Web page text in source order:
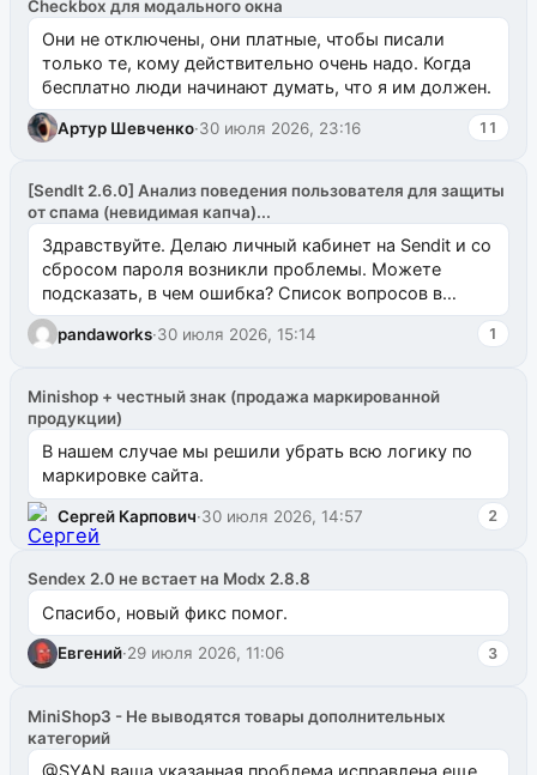
Checkbox для модального окна
Они не отключены, они платные, чтобы писали
только те, кому действительно очень надо. Когда
бесплатно люди начинают думать, что я им должен.
Артур Шевченко·30 июля 2026, 23:16 11
[SendIt 2.6.0] Анализ поведения пользователя для защиты
от спама (невидимая капча)...
Здравствуйте. Делаю личный кабинет на Sendit и со
сбросом пароля возникли проблемы. Можете
подсказать, в чем ошибка? Список вопросов в
одноименном разделе на modx.pro пока пуст, и,...
pandaworks·30 июля 2026, 15:14 1
Minishop + честный знак (продажа маркированной
продукции)
В нашем случае мы решили убрать всю логику по
маркировке сайта.
Сергей Карпович·30 июля 2026, 14:57 2
Sendex 2.0 не встает на Modx 2.8.8
Спасибо, новый фикс помог.
Евгений·29 июля 2026, 11:06 3
MiniShop3 - Не выводятся товары дополнительных
категорий
@SYAN ваша указанная проблема исправлена еще